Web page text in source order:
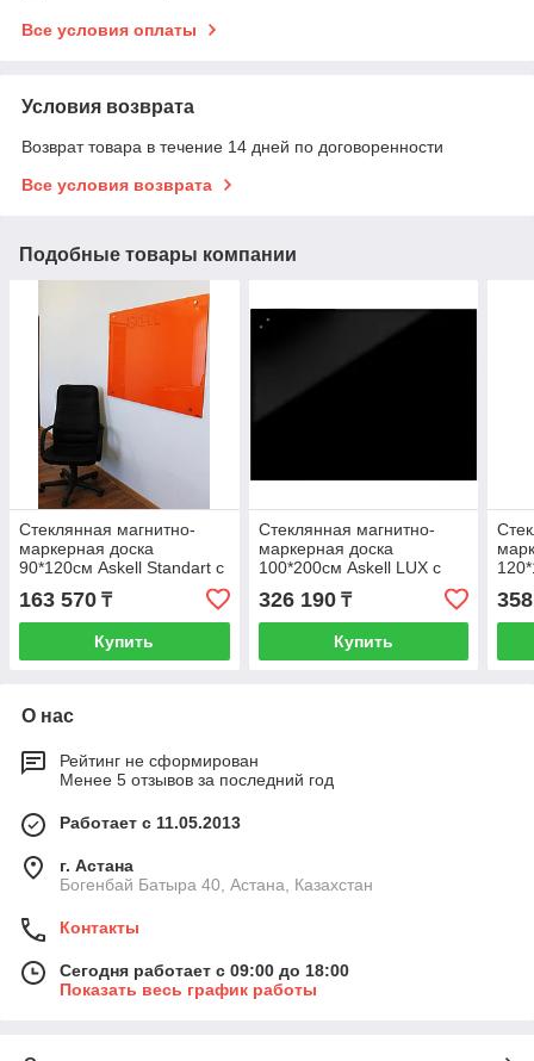
Все условия оплаты
Условия возврата
Возврат товара в течение 14 дней по договоренности
Все условия возврата
Подобные товары компании
Стеклянная магнитно-
маркерная доска
90*120см Askell Standart с
внешним видимым
креплением к стене
163 570 ₸
Купить
Стеклянная магнитно-
маркерная доска
100*200см Askell LUX с
внутренним креплением
326 190₸
Купить
О нас
Рейтинг не сформирован
Менее 5 отзывов за последний год
Работает с 11.05.2013
г. Астана
Богенбай Батыра 40, Астана, Казахстан
Контакты
Сегодня работает с 09:00 до 18:00
Показать весь график работы